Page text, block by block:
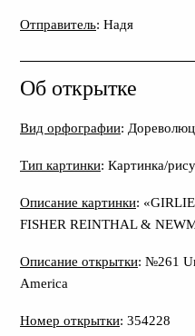
Отправитель: Надя
Об открытке
Вид орфографии:
Тип картинки: Картинка/
Описание картинки:
FISHER REINTHAL &
Описание открытки: №261
America
Номер открытки: 354228